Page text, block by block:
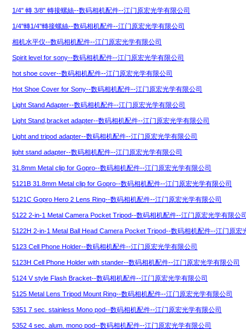
1/4" 轉 3/8" 轉接螺絲--数码相机配件--江门原宏光学有限公司
1/4"轉1/4"轉接螺絲--数码相机配件--江门原宏光学有限公司
相机水平仪--数码相机配件--江门原宏光学有限公司
Spirit level for sony--数码相机配件--江门原宏光学有限公司
hot shoe cover--数码相机配件--江门原宏光学有限公司
Hot Shoe Cover for Sony--数码相机配件--江门原宏光学有限公司
Light Stand Adapter--数码相机配件--江门原宏光学有限公司
Light Stand,bracket adapter--数码相机配件--江门原宏光学有限公司
Light and tripod adapter--数码相机配件--江门原宏光学有限公司
light stand adapter--数码相机配件--江门原宏光学有限公司
31.8mm Metal clip for Gopro--数码相机配件--江门原宏光学有限公司
5121B 31.8mm Metal clip for Gopro--数码相机配件--江门原宏光学有限公司
5121C Gopro Hero 2 Lens Ring--数码相机配件--江门原宏光学有限公司
5122 2-in-1 Metal Camera Pocket Tripod--数码相机配件--江门原宏光学有限公司
5122H 2-in-1 Metal Ball Head Camera Pocket Tripod--数码相机配件--江门原宏
5123 Cell Phone Holder--数码相机配件--江门原宏光学有限公司
5123H Cell Phone Holder with stander--数码相机配件--江门原宏光学有限公司
5124 V style Flash Bracket--数码相机配件--江门原宏光学有限公司
5125 Metal Lens Tripod Mount Ring--数码相机配件--江门原宏光学有限公司
5351 7 sec. stainless Mono pod--数码相机配件--江门原宏光学有限公司
5352 4 sec. alum. mono pod--数码相机配件--江门原宏光学有限公司